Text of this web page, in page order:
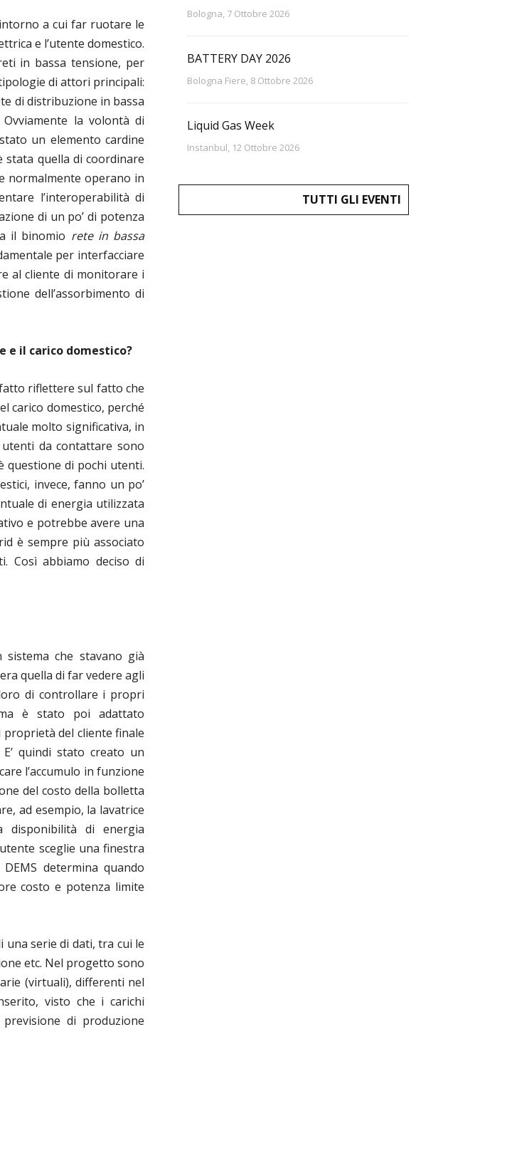
a cui far ruotare le
e l’utente domestico.
in bassa tensione, per
di attori principali:
di distribuzione in bassa
Ovviamente la volontà di
un elemento cardine
stata quella di coordinare
normalmente operano in
l’interoperabilità di
di un po’ di potenza
il binomio rete in bassa
per interfacciare
al cliente di monitorare i
dell’assorbimento di
e il carico domestico?
riflettere sul fatto che
carico domestico, perché
molto significativa, in
da contattare sono
questione di pochi utenti.
invece, fanno un po’
di energia utilizzata
e potrebbe avere una
è sempre più associato
Così abbiamo deciso di
che stavano già
quella di far vedere agli
di controllare i propri
è stato poi adattato
proprietà del cliente finale
quindi stato creato un
l’accumulo in funzione
del costo della bolletta
ad esempio, la lavatrice
disponibilità di energia
sceglie una finestra
determina quando
costo e potenza limite
una serie di dati, tra cui le
etc. Nel progetto sono
(virtuali), differenti nel
visto che i carichi
di produzione
Bologna, 7 Ottobre 2026
BATTERY DAY 2026
Bologna Fiere, 8 Ottobre 2026
Liquid Gas Week
Instanbul, 12 Ottobre 2026
TUTTI GLI EVENTI